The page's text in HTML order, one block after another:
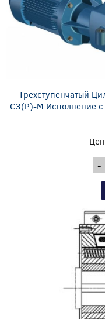
Трехступенчатый
C3(P)-M Исполнение
-